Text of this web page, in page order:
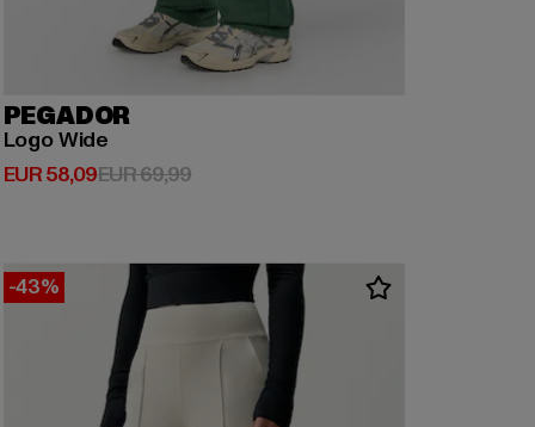
PEGADOR
Logo Wide
EUR 58,09
Huidige prijs: EUR 58,09
EUR 69,99Actieprijs: EUR 69,99
-43%